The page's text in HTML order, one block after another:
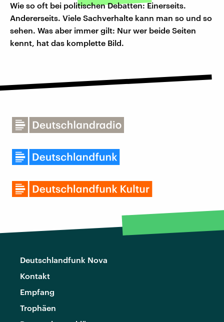
Wie so oft bei politischen Debatten: Einerseits.
Andererseits. Viele Sachverhalte kann man so und so
sehen. Was aber immer gilt: Nur wer beide Seiten
kennt, hat das komplette Bild.
Deutschlandfunk Nova
Kontakt
Empfang
Trophäen